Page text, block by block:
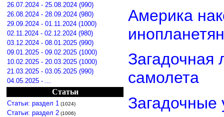
26.07.2024 - 25.08.2024 (990)
26.08.2024 - 28.09.2024 (980)
29.09.2024 - 01.11.2024 (1000)
02.11.2024 - 02.12.2024 (980)
03.12.2024 - 08.01.2025 (990)
09.01.2025 - 09.02.2025 (1000)
10.02.2025 - 20.03.2025 (1000)
21.03.2025 - 03.05.2025 (990)
04.05.2025 - ...
Статьи
Статьи: раздел 1 (1024)
Статьи: раздел 2 (1006)
Америка
инопланетян
Загадочная
самолета
Загадочные